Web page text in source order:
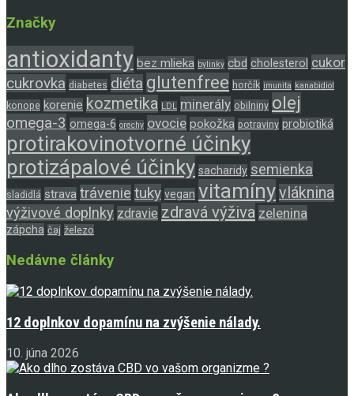
Značky
antioxidanty bez mlieka bylinky cbd cholesterol cukor
cukrovka diabetes diéta glutenfree horčík imunita kanabidiol
konope korenie kozmetika LDL minerály obilniny olej
omega-3 omega-6 orechy ovocie pokožka potraviny probiotiká
protirakovinotvorné účinky
protizápalové účinky sacharidy semienka
sladidlá strava trávenie tuky vegan vitamínyvláknina
výživové doplnky zdravie zdravá výživa zelenina
zápcha čaj železo
Nedávne články
12 doplnkov dopamínu na zvýšenie nálady.
10. júna 2026